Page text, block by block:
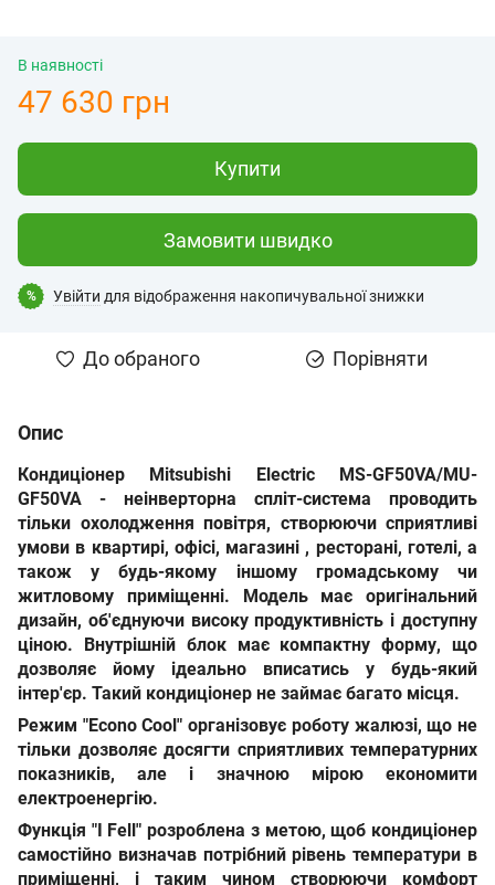
В наявності
47 630 грн
Купити
Замовити швидко
% Увійти для відображення накопичувальної знижки
До обраного Порівняти
Опис
Кондиціонер Mitsubishi Electric MS-GF50VA/MU-
GF50VA - неінверторна спліт-система проводить
тільки охолодження повітря, створюючи сприятливі
умови в квартирі, офісі, магазині , ресторані, готелі, а
також у будь-якому іншому громадському чи
житловому приміщенні. Модель має оригінальний
дизайн, об'єднуючи високу продуктивність і доступну
ціною. Внутрішній блок має компактну форму, що
дозволяє йому ідеально вписатись у будь-який
інтер'єр. Такий кондиціонер не займає багато місця.
Режим "Econo Cool" організовує роботу жалюзі, що не
тільки дозволяє досягти сприятливих температурних
показників, але і значною мірою економити
електроенергію.
Функція "I Fell" розроблена з метою, щоб кондиціонер
самостійно визначав потрібний рівень температури в
приміщенні, і таким чином створюючи комфорт